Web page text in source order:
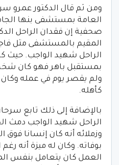
ومن ثم قال الدكتور عمرو
العامة بمستشفى بنها
صحفية إن فقدان الراحل
المقيم بالمستشفى مثل
الراحل شهيد الواجب. حيث
بمستقبل باهر فهو كان
ولم يقصر يوم في عمله
كأهله.
بالإضافة إلى ذلك تابع
الراحل شهيد الواجب دمث
وزملائه أنه كان إنسانا فوق
بوفاته. وكان له ميزة أنه
العمل كان يتعامل بنفس